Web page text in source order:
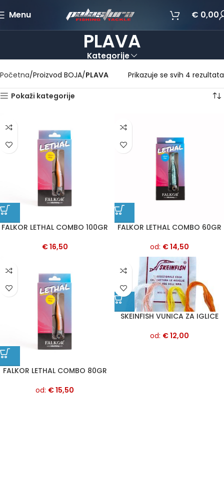
Menu € 0,00
PLAVA
Kategorije
Početna Proizvod BOJA PLAVA Prikazuje se svih 4 rezultata
Pokaži kategorije
FALKOR LETHAL COMBO 100GR
€16,50
FALKOR LETHAL COMBO 60GR
od: €14,50
FALKOR LETHAL COMBO 80GR
od: €15,50
SKEINFISH VUNICA ZA IGLICE
od: €12,00